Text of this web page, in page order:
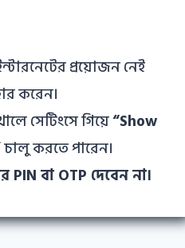
প্রয়োজন নেই
করেন।
সেটিংসে গিয়ে“Show
চালু করতে পারেন।
বা OTP দেবেন না।